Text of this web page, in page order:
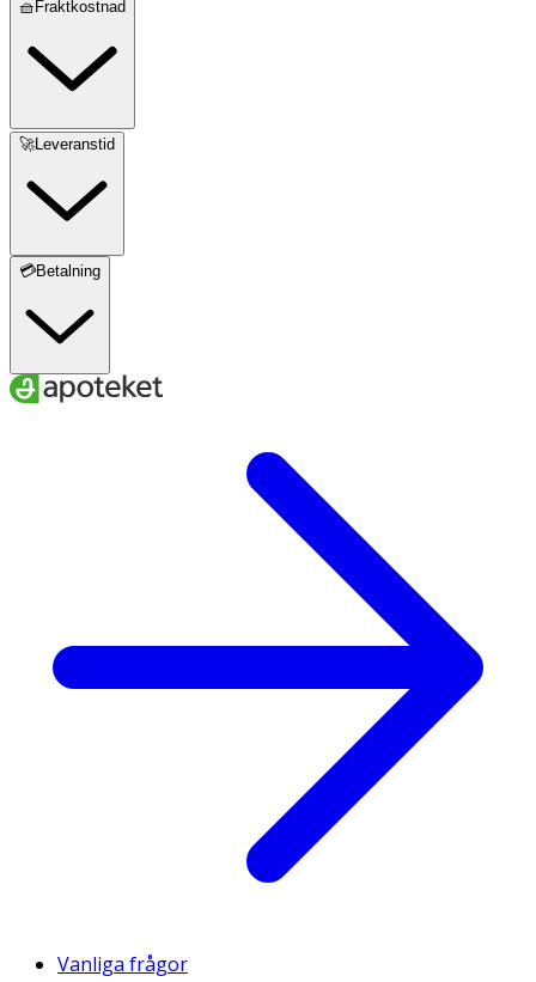
🧺Fraktkostnad
🚀Leveranstid
💳Betalning
Vanliga frågor